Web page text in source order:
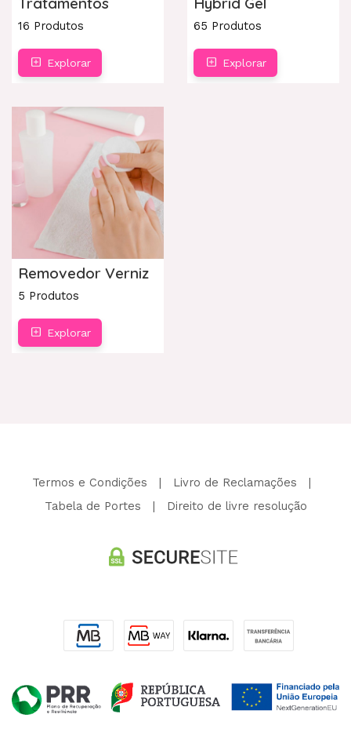
16 Produtos
Explorar
65 Produtos
Explorar
Removedor Verniz
5 Produtos
Explorar
Termos e Condições | Livro de Reclamações |
Tabela de Portes | Direito de livre resolução